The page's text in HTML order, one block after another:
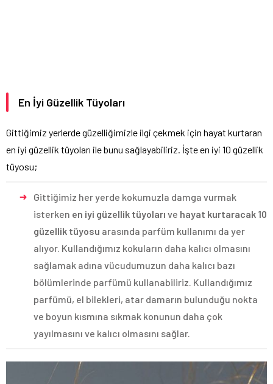
En İyi Güzellik Tüyoları
Gittiğimiz yerlerde güzelliğimizle ilgi çekmek için hayat kurtaran
en iyi güzellik tüyoları ile bunu sağlayabiliriz. İşte en iyi 10 güzellik
tüyosu;
Gittiğimiz her yerde kokumuzla damga vurmak
isterken en iyi güzellik tüyoları ve hayat kurtaracak 10
güzellik tüyosu arasında parfüm kullanımı da yer
alıyor. Kullandığımız kokuların daha kalıcı olmasını
sağlamak adına vücudumuzun daha kalıcı bazı
bölümlerinde parfümü kullanabiliriz. Kullandığımız
parfümü, el bilekleri, atar damarın bulunduğu nokta
ve boyun kısmına sıkmak konunun daha çok
yayılmasını ve kalıcı olmasını sağlar.